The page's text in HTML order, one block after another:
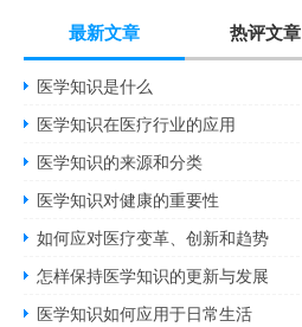
最新文章 热评文章
医学知识是什么
医学知识在医疗行业的应用
医学知识的来源和分类
医学知识对健康的重要性
如何应对医疗变革、创新和趋势
怎样保持医学知识的更新与发展
医学知识如何应用于日常生活